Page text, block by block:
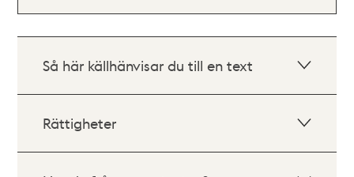
Så här källhänvisar du till en text
Rättigheter